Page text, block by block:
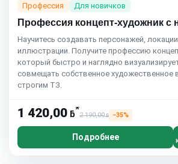
Профессия Для новичков
Профессия концепт-художник с
Научитесь создавать персонажей,
иллюстрации. Получите профессию
который быстро и наглядно
совмещать собственное художественное
строгим ТЗ.
1 420,00 ƃ*
2 190,00ƃ −35%
Подробнее